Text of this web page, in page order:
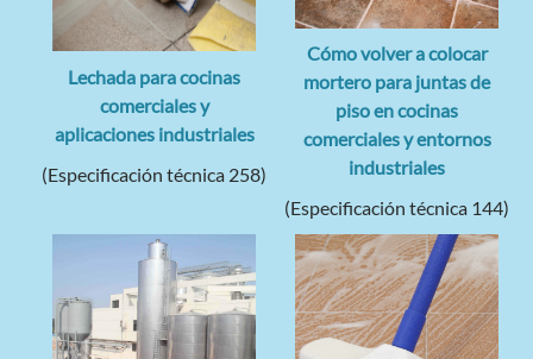
Lechada para cocinas
comerciales y
aplicaciones industriales
(Especificación técnica 258)
Cómo volver a colocar
mortero para juntas de
piso en cocinas
comerciales y entornos
industriales
(Especificación técnica 144)